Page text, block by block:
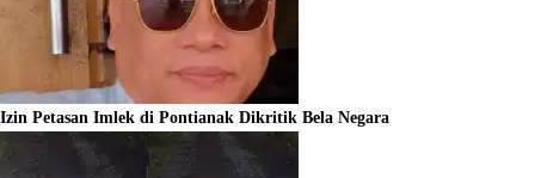
Izin Petasan Imlek di Pontianak Dikritik Bela Negara